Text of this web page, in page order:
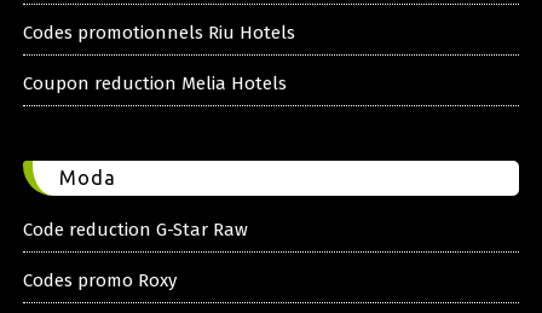
Codes promotionnels Riu Hotels
Coupon reduction Melia Hotels
Moda
Code reduction G-Star Raw
Codes promo Roxy